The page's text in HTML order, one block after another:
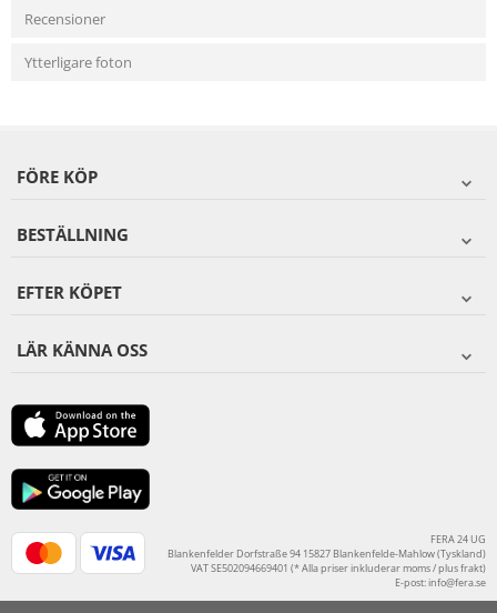
Recensioner
Ytterligare foton
FÖRE KÖP
BESTÄLLNING
EFTER KÖPET
LÄR KÄNNA OSS
FERA 24 UG
Blankenfelder Dorfstraße 94 15827 Blankenfelde-Mahlow (Tyskland)
VAT SE502094669401 (* Alla priser inkluderar moms / plus frakt)
E-post:info@fera.se